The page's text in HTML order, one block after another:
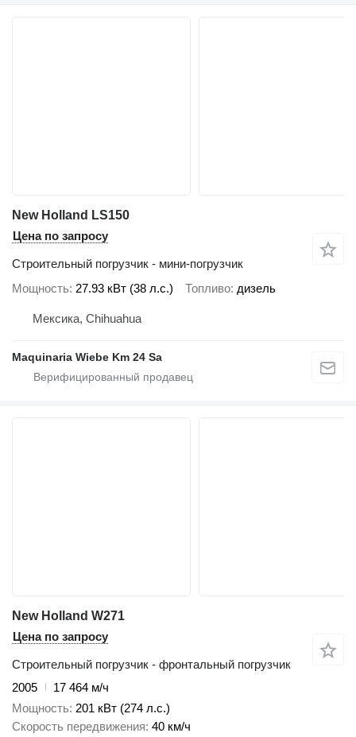
New Holland LS150
Цена по запросу
Строительный погрузчик - мини-погрузчик
Мощность 27.93 кВт (38 л.с.) Топливо дизель
Мексика, Chihuahua
Maquinaria Wiebe Km 24 Sa
New Holland W271
Цена по запросу
Строительный погрузчик - фронтальный погрузчик
2005
17 464 м/ч
Мощность 201 кВт (274 л.с.)
Скорость передвижения 40 км/ч